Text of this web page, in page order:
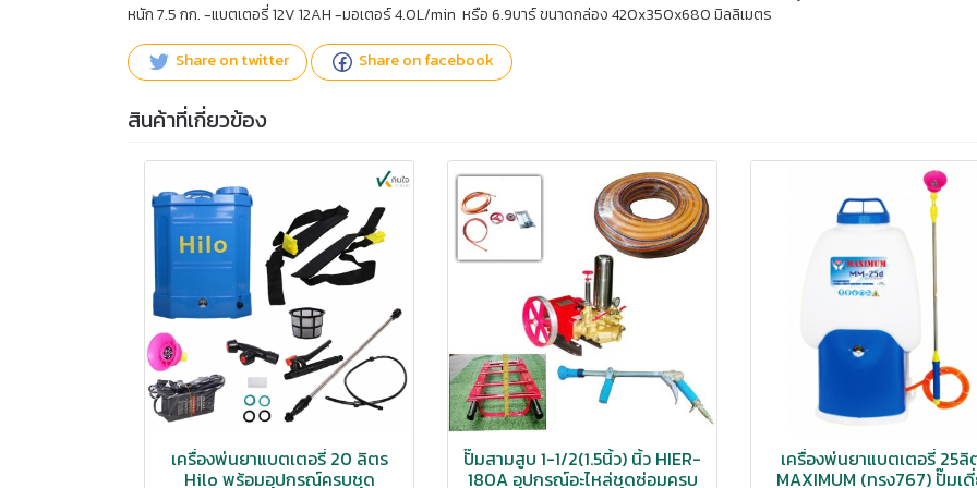
หนัก 7.5 กก. -แบตเตอรี่ 12V 12AH -มอเตอร์ 4.0L/min หรือ 6.9บาร์ ขนาดกล่อง 420x350x680 มิลลิเมตร
Share on twitter Share on facebook
สินค้าที่เกี่ยวข้อง
เครื่องพ่นยาแบตเตอรี่ 20 ลิตร
Hilo พร้อมอุปกรณ์ครบชุด
ปั๊มสามสูบ 1-1/2(1.5นิ้ว) นิ้ว HIER-
180A อุปกรณ์อะไหล่ชุดซ่อมครบ
เครื่องพ่นยาแบตเตอรี่ 25ลิ
MAXIMUM (ทรง767) ปั๊มเ